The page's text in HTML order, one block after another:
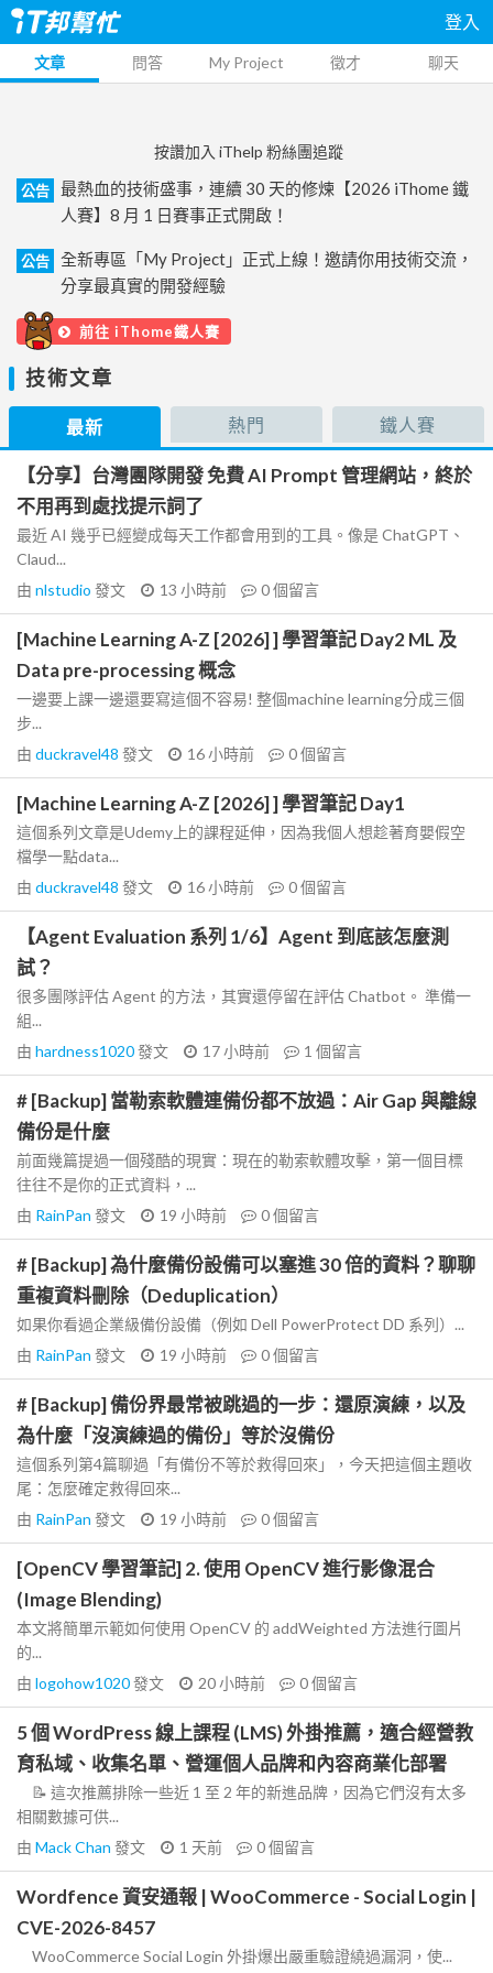
登入
文章 問答 My Project 徵才 聊天
按讚加入 iThelp 粉絲團追蹤
公告
最熱血的技術盛事，連續 30 天的修煉【2026 iThome 鐵
人賽】8 月 1 日賽事正式開啟！
公告
全新專區「My Project」正式上線！邀請你用技術交流，
分享最真實的開發經驗
前往 iThome鐵人賽
技術文章
最新 熱門 鐵人賽
【分享】台灣團隊開發 免費 AI Prompt 管理網站，終於
不用再到處找提示詞了
最近 AI 幾乎已經變成每天工作都會用到的工具。像是 ChatGPT、
Claud...
由 nlstudio 發文 13 小時前 0個留言
[Machine Learning A-Z [2026] ] 學習筆記 Day2 ML 及
Data pre-processing 概念
一邊要上課一邊還要寫這個不容易! 整個machine learning分成三個
步...
由 duckravel48 發文 16 小時前 0個留言
[Machine Learning A-Z [2026] ] 學習筆記 Day1
這個系列文章是Udemy上的課程延伸，因為我個人想趁著育嬰假空
檔學一點data...
由 duckravel48 發文 16 小時前 0個留言
【Agent Evaluation 系列 1/6】Agent 到底該怎麼測
試？
很多團隊評估 Agent 的方法，其實還停留在評估 Chatbot。 準備一
組...
由 hardness1020發文 17 小時前 1 個留言
# [Backup] 當勒索軟體連備份都不放過：Air Gap 與離線
備份是什麼
前面幾篇提過一個殘酷的現實：現在的勒索軟體攻擊，第一個目標
往往不是你的正式資料，...
由 RainPan 發文 19 小時前 0個留言
# [Backup] 為什麼備份設備可以塞進 30 倍的資料？聊聊
重複資料刪除（Deduplication）
如果你看過企業級備份設備（例如 Dell PowerProtect DD 系列）...
由 RainPan 發文 19 小時前 0個留言
# [Backup] 備份界最常被跳過的一步：還原演練，以及
為什麼「沒演練過的備份」等於沒備份
這個系列第4篇聊過「有備份不等於救得回來」，今天把這個主題收
尾：怎麼確定救得回來...
由 RainPan 發文 19 小時前 0個留言
[OpenCV 學習筆記] 2. 使用 OpenCV 進行影像混合
(Image Blending)
本文將簡單示範如何使用 OpenCV 的 addWeighted 方法進行圖片
的...
由 logohow1020發文 20 小時前 0個留言
5 個 WordPress 線上課程 (LMS) 外掛推薦，適合經營教
育私域、收集名單、營運個人品牌和內容商業化部署
📝 這次推薦排除一些近 1 至 2 年的新進品牌，因為它們沒有太多
相關數據可供...
由 Mack Chan 發文 1 天前 0個留言
Wordfence 資安通報 | WooCommerce - Social Login |
CVE-2026-8457
WooCommerce Social Login 外掛爆出嚴重驗證繞過漏洞，使...